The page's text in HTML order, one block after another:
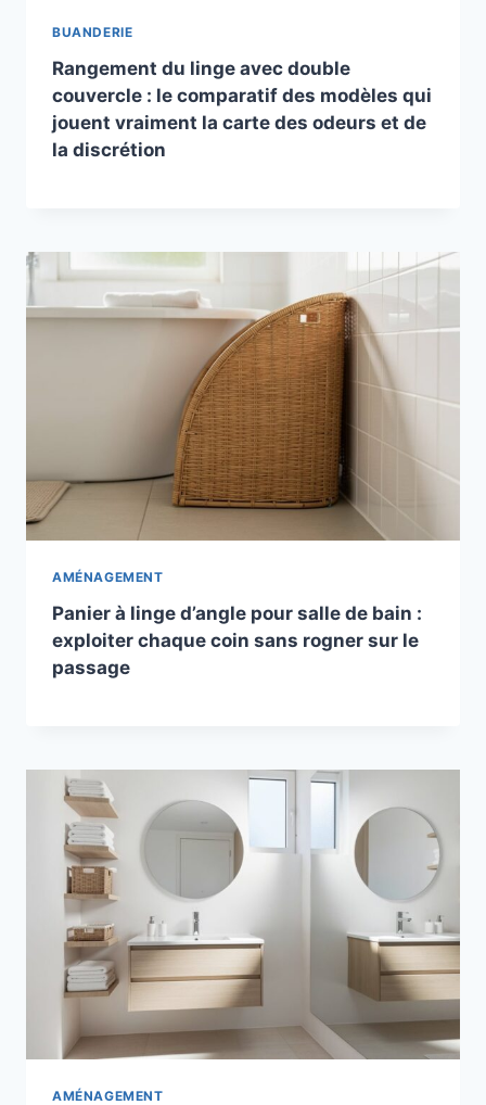
BUANDERIE
Rangement du linge avec double
couvercle : le comparatif des modèles qui
jouent vraiment la carte des odeurs et de
la discrétion
AMÉNAGEMENT
Panier à linge d’angle pour salle de bain :
exploiter chaque coin sans rogner sur le
passage
AMÉNAGEMENT